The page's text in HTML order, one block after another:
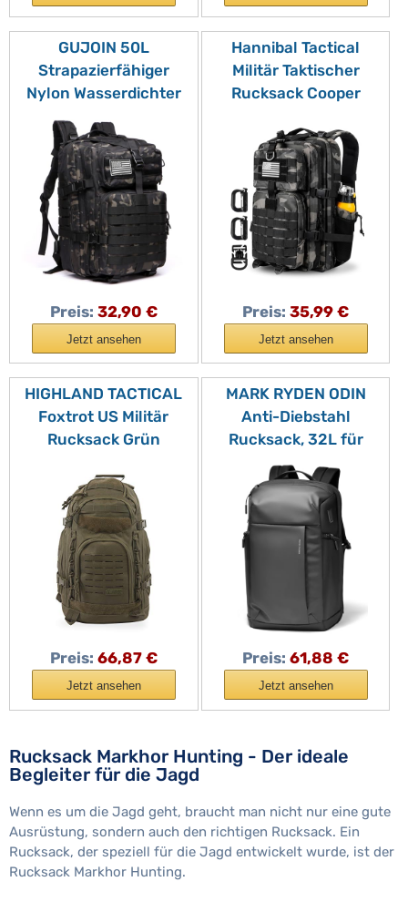
GUJOIN 50L
Strapazierfähiger
Nylon Wasserdichter
Outdoor Militär
Rucksäcke Taktische
Sport Camping
Wandertaschen (Camo
Black)
Preis: 32,90 €
Jetzt ansehen
Hannibal Tactical
Militär Taktischer
Rucksack Cooper
Assault Pack 3 Tage
Bug Out Go Bag
Trekking
Wanderrucksack
(45L,Dark Camo)
Preis: 35,99 €
Jetzt ansehen
HIGHLAND TACTICAL
Foxtrot US Militär
Rucksack Grün
Preis: 66,87 €
Jetzt ansehen
MARK RYDEN ODIN
Anti-Diebstahl
Rucksack, 32L für
Reiserucksack,
Handgepäck &
Tagesrucksäcke,
Arbeitstasche Herren
Laptop Rucksack 15
Zoll Business
Rucksack Herren
Preis: 61,88 €
Jetzt ansehen
Rucksack Markhor Hunting - Der ideale
Begleiter für die Jagd
Wenn es um die Jagd geht, braucht man nicht nur eine gute
Ausrüstung, sondern auch den richtigen Rucksack. Ein
Rucksack, der speziell für die Jagd entwickelt wurde, ist der
Rucksack Markhor Hunting.